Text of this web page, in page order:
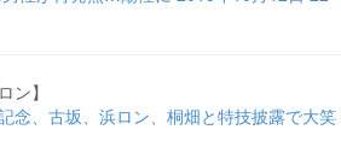
ン】
念、古坂、浜ロン、桐畑と特技披露で大笑